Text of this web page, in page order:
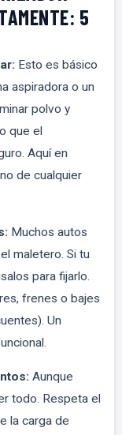
5
Esto es básico
aspiradora o un
polvo y
que el
Aquí en
de cualquier
Muchos autos
maletero. Si tu
para fijarlo.
frenes o bajes
Un
Aunque
todo. Respeta el
la carga de